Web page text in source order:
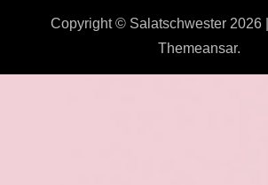
Copyright © Salatschwester 2026
Themeansar.